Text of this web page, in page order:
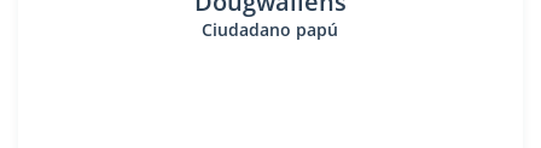
Ciudadano papú